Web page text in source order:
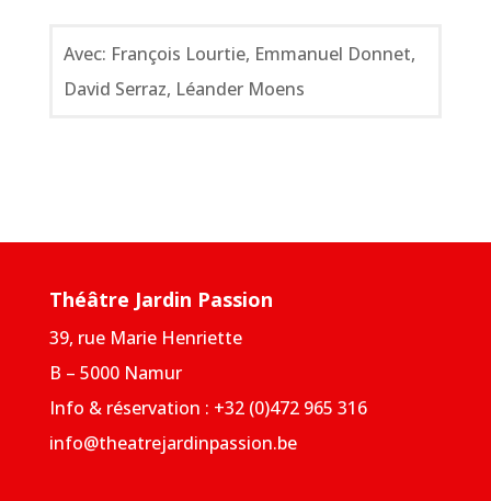
Avec: François Lourtie, Emmanuel Donnet,
David Serraz, Léander Moens
Théâtre Jardin Passion
39, rue Marie Henriette
B – 5000 Namur
Info & réservation : +32 (0)472 965 316
info@theatrejardinpassion.be